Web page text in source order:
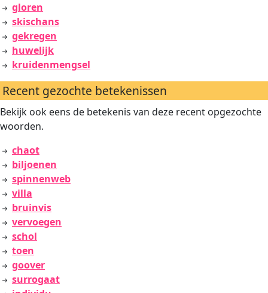
gloren
skischans
gekregen
huwelijk
kruidenmengsel
Recent gezochte betekenissen
Bekijk ook eens de betekenis van deze recent opgezochte
woorden.
chaot
biljoenen
spinnenweb
villa
bruinvis
vervoegen
schol
toen
goover
surrogaat